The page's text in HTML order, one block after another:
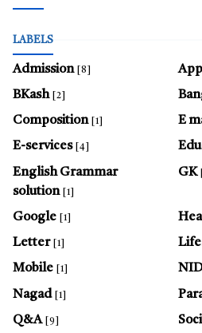
LABELS
Admission [8]
BKash [2]
Composition [1] E
E-services [4]
English Grammar
solution
[1]
GK
Google [1]
Letter [1]
Mobile [1]
Nagad [1]
Q&A [9]